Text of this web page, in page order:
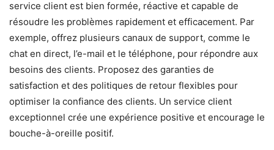
service client est bien formée, réactive et capable de
résoudre les problèmes rapidement et efficacement. Par
exemple, offrez plusieurs canaux de support, comme le
chat en direct, l’e-mail et le téléphone, pour répondre aux
besoins des clients. Proposez des garanties de
satisfaction et des politiques de retour flexibles pour
optimiser la confiance des clients. Un service client
exceptionnel crée une expérience positive et encourage le
bouche-à-oreille positif.